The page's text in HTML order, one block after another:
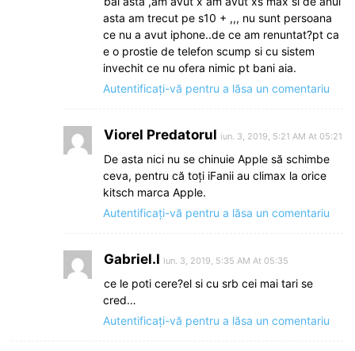
asta am trecut pe s10 + ,,, nu sunt persoana
ce nu a avut iphone..de ce am renuntat?pt ca
e o prostie de telefon scump si cu sistem
invechit ce nu ofera nimic pt bani aia.
Autentificați-vă pentru a lăsa un comentariu
Viorel Predatorul iun. 3, 2019, 5:21 AM At 05:21
De asta nici nu se chinuie Apple să schimbe
ceva, pentru că toți iFanii au climax la orice
kitsch marca Apple.
Autentificați-vă pentru a lăsa un comentariu
Gabriel.I iun. 3, 2019, 5:35 AM At 05:35
ce le poti cere?el si cu srb cei mai tari se
cred…
Autentificați-vă pentru a lăsa un comentariu